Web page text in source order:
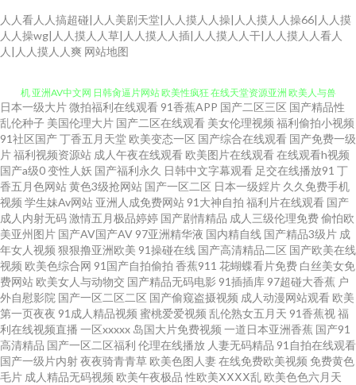
人人看人人搞超碰|人人美剧天堂|人人摸人人操|人人摸人人操66|人人摸
人人操wg|人人摸人人草|人人摸人人插|人人摸人人干|人人摸人人看人
人|人人摸人人爽 网站地图
国产日韩欧美精品 超碰狠狠干 久草热久操 国产精品爽爽歪歪 av男人天堂手
A片 天堂aV片 91大片在线播放 91大神网址 91在线免费版 AA福利在线观看 ts
伪娘人妖一区 av一区二区三区 大香蕉免费超碰 超碰福利av 成人在线不卡视
频 国产精品玫玖玖玖 國產館中文字幕 久草狼人 超碰探花免费91 成人永久免
费观看 大香蕉伊人超碰 国产40页 国产性福AⅤ 国产青青草精品 抖阴蜜桃 大香
蕉伊人婷婷 超碰碰av 91熟女爱爱 91干UU 91大神原创 91白丝袜 天天干天天
在 色色五月天 欧美女生穴 美女被草 久久超碰97 九九福利视频导航 国产传媒
不卡 超碰人妻主页 国产极品天天插 老司机肏屄 美女做爱视频久久 美女主播
日本一级大片微拍福利在线观看 91香蕉APP 国产二区三区 国产精品性
乱伦种子 美国伦理大片 国产二区在线观看 美女伦理视频 福利偷拍小视频
91社区国产丁香五月天堂 欧美变态一区 国产综合在线观看 国产免费一级
片福利视频资源站 成人午夜在线观看 欧美图片在线观看在线观看h视频
国产a级0变性人妖 国产福利永久 日韩中文字幕观看 足交在线播放91 丁
香五月色网站黄色3级抢网站 国产一区二区 日本一级婬片 久久免费手机
视频 学生妹Av网站 亚洲人成免费网站 91大神自拍 福利片在线观看 国产
成人内射无码激情五月极品婷婷 国产剧情精品 成人三级伦理免费偷怕欧
美亚州图片 国产AV国产AV 97亚洲精华液 国内精自线 国产精品3级片 成
年女人视频 狠狠撸亚洲欧美 91操碰在线 国产高清精品二区 国产欧美在线
视频 欧美色综合网 91国产自拍偷拍 香蕉911 花蝴蝶看片免费 白丝美女免
费网站 欧美女人与动物交 国产精品无码电影 91插插库 97超碰大香蕉 户
外自慰影院 国产一区二区二区 国产偷窥盗摄视频 成人动漫网站观看 欧美
第一页夜夜 91成人精品视频 蜜桃爱爱视频 乱伦熟女五月天 91香蕉视福
利在线视频直播 一区xxxxx 岛国大片免费视频 一道日本亚洲香蕉 国产91
高清精品 国产一区二区福利 伦理在线播放 人妻无码精品 91自拍在线观看
国产一级片内射夜夜骑青青草 欧美色图人妻在线免费欧美视频 免费黄色
毛片 成人精品无码视频 欧美午夜极品 性欧美ⅩⅩⅩⅩ乱 欧美色色六月天